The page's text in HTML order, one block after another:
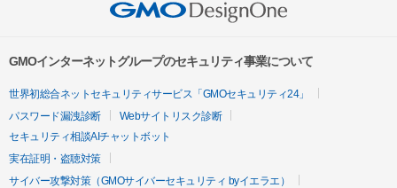
GMOインターネットグループのセキュリティ事業について
世界初総合ネットセキュリティサービス「GMOセキュリティ24」
パスワード漏洩診断
Webサイトリスク診断
セキュリティ相談AIチャットボット
実在証明・盗聴対策
サイバー攻撃対策（GMOサイバーセキュリティ byイエラエ）